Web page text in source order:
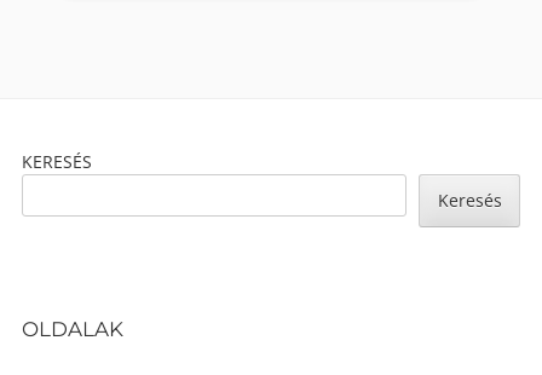
Content
KERESÉS
Keresés
OLDALAK